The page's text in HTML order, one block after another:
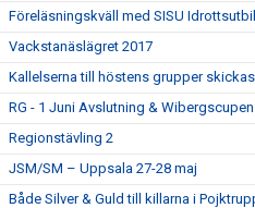
Föreläsningskväll med SISU
Vackstanäslägret 2017
Kallelserna till höstens grupper
RG - 1 Juni Avslutning & Wibergscupen
Regionstävling 2
JSM/SM – Uppsala 27-28 maj
Både Silver & Guld till killarna i